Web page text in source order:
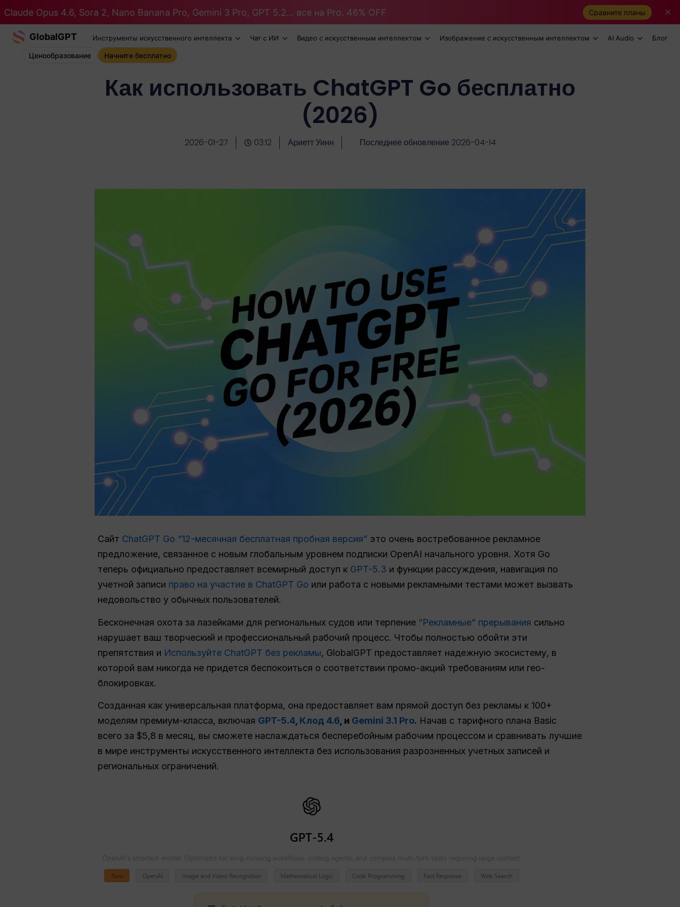
Claude Opus 4.6, Sora 2, Nano Banana Pro, Gemini 3 Pro, GPT 5.2... все на Pro. 46% OFF Сравните планы
GlobalGPT Инструменты искусственного интеллекта Чат с ИИ Видео с искусственным интеллектом Изображение с искусственным интеллектом AI Audio Блог
Ценообразование Начните бесплатно
Как использовать ChatGPT Go бесплатно
(2026)
2026-01-27 03:12 Ариетт Уинн Последнее обновление 2026-04-14
Сайт ChatGPT Go “12-месячная бесплатная пробная версия” это очень востребованное рекламное
предложение, связанное с новым глобальным уровнем подписки OpenAI начального уровня. Хотя Go
теперь официально предоставляет всемирный доступ к GPT-5.3 и функции рассуждения, навигация по
учетной записи право на участие в ChatGPT Go или работа с новыми рекламными тестами может вызвать
недовольство у обычных пользователей.
Бесконечная охота за лазейками для региональных судов или терпение “Рекламные” прерывания сильно
нарушает ваш творческий и профессиональный рабочий процесс. Чтобы полностью обойти эти
препятствия и Используйте ChatGPT без рекламы, GlobalGPT предоставляет надежную экосистему, в
которой вам никогда не придется беспокоиться о соответствии промо-акций требованиям или гео-
блокировках.
Созданная как универсальная платформа, она предоставляет вам прямой доступ без рекламы к 100+
моделям премиум-класса, включая GPT-5.4 Клод 4.6 , и Gemini 3.1 Pro. Начав с тарифного плана Basic
всего за $5,8 в месяц, вы сможете наслаждаться бесперебойным рабочим процессом и сравнивать лучшие
в мире инструменты искусственного интеллекта без использования разрозненных учетных записей и
региональных ограничений.